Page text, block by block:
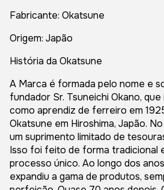
Fabricante: Okatsune
Origem: Japão
História da Okatsune
A Marca é formada pelo nome e
fundador Sr. Tsuneichi Okano,
como aprendiz de ferreiro em
Okatsune em Hiroshima, Japão.
um suprimento limitado de
Isso foi feito de forma tradicional
processo único. Ao longo dos
expandiu a gama de produtos,